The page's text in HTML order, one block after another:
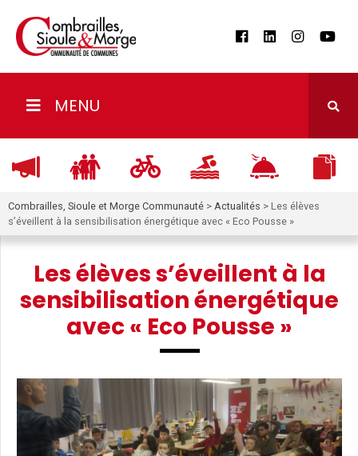
MENU
Combrailles, Sioule et Morge Communauté > Actualités > Les élèves
s’éveillent à la sensibilisation énergétique avec « Eco Pousse »
Les élèves s’éveillent à la
sensibilisation énergétique
avec « Eco Pousse »